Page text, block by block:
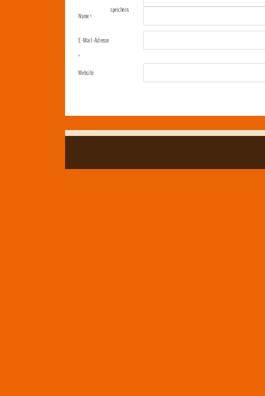
Name*
E-Mail-Adresse
*
Website
speichern.